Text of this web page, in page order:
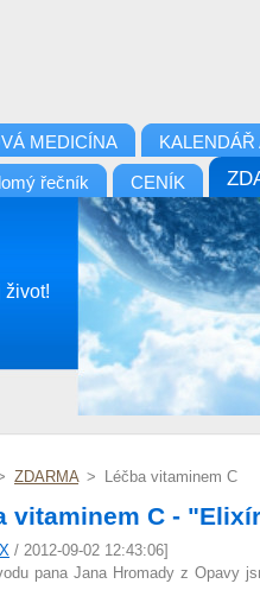
MEDICÍNA KALENDÁŘ
řečník CENÍK
život!
ZDARMA > Léčba vitaminem C
vitaminem C -
/ 2012-09-02 12:43:06]
pana Jana Hromady z Opavy